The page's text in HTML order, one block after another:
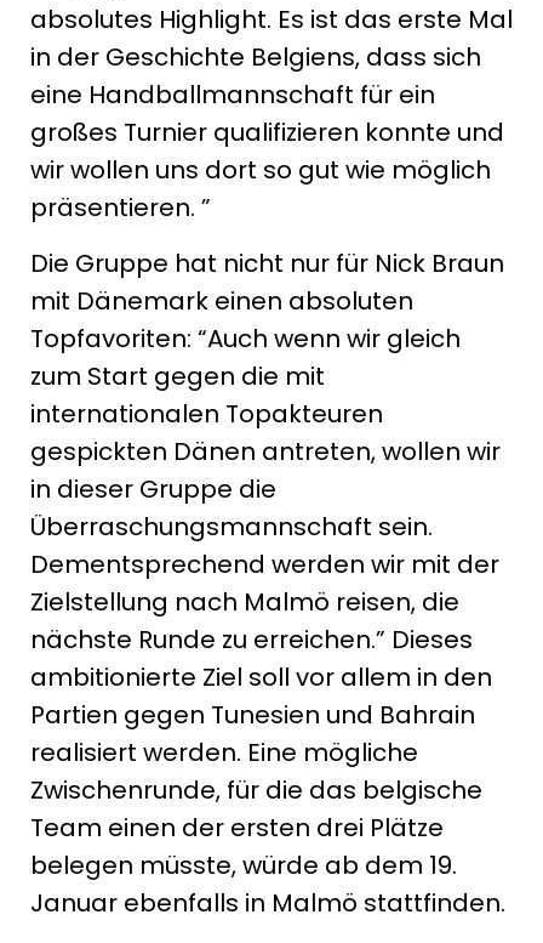
absolutes Highlight. Es ist das erste Mal
in der Geschichte Belgiens, dass sich
eine Handballmannschaft für ein
großes Turnier qualifizieren konnte und
wir wollen uns dort so gut wie möglich
präsentieren. ”
Die Gruppe hat nicht nur für Nick Braun
mit Dänemark einen absoluten
Topfavoriten: “Auch wenn wir gleich
zum Start gegen die mit
internationalen Topakteuren
gespickten Dänen antreten, wollen wir
in dieser Gruppe die
Überraschungsmannschaft sein.
Dementsprechend werden wir mit der
Zielstellung nach Malmö reisen, die
nächste Runde zu erreichen.” Dieses
ambitionierte Ziel soll vor allem in den
Partien gegen Tunesien und Bahrain
realisiert werden. Eine mögliche
Zwischenrunde, für die das belgische
Team einen der ersten drei Plätze
belegen müsste, würde ab dem 19.
Januar ebenfalls in Malmö stattfinden.